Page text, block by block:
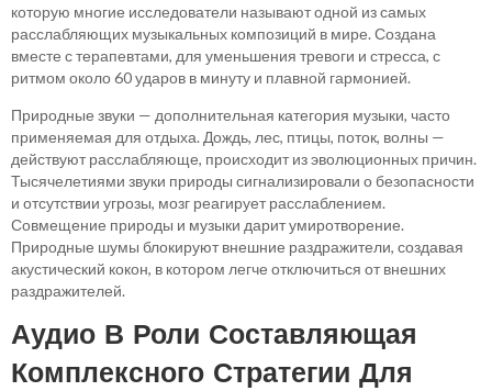
которую многие исследователи называют одной из самых
расслабляющих музыкальных композиций в мире. Создана
вместе с терапевтами, для уменьшения тревоги и стресса, с
ритмом около 60 ударов в минуту и плавной гармонией.
Природные звуки — дополнительная категория музыки, часто
применяемая для отдыха. Дождь, лес, птицы, поток, волны —
действуют расслабляюще, происходит из эволюционных причин.
Тысячелетиями звуки природы сигнализировали о безопасности
и отсутствии угрозы, мозг реагирует расслаблением.
Совмещение природы и музыки дарит умиротворение.
Природные шумы блокируют внешние раздражители, создавая
акустический кокон, в котором легче отключиться от внешних
раздражителей.
Аудио В Роли Составляющая
Комплексного Стратегии Для